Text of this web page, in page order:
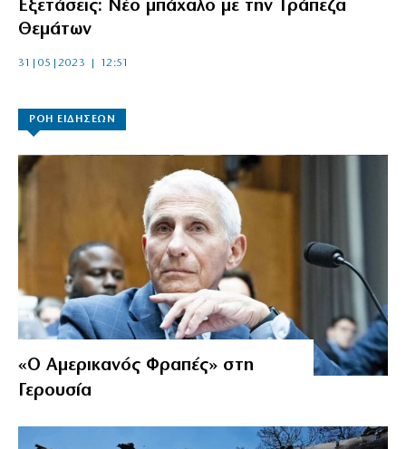
Εξετάσεις: Νέο μπάχαλο με την Τράπεζα
Θεμάτων
31|05|2023 | 12:51
ΡΟΗ ΕΙΔΗΣΕΩΝ
«Ο Αμερικανός Φραπές» στη
Γερουσία